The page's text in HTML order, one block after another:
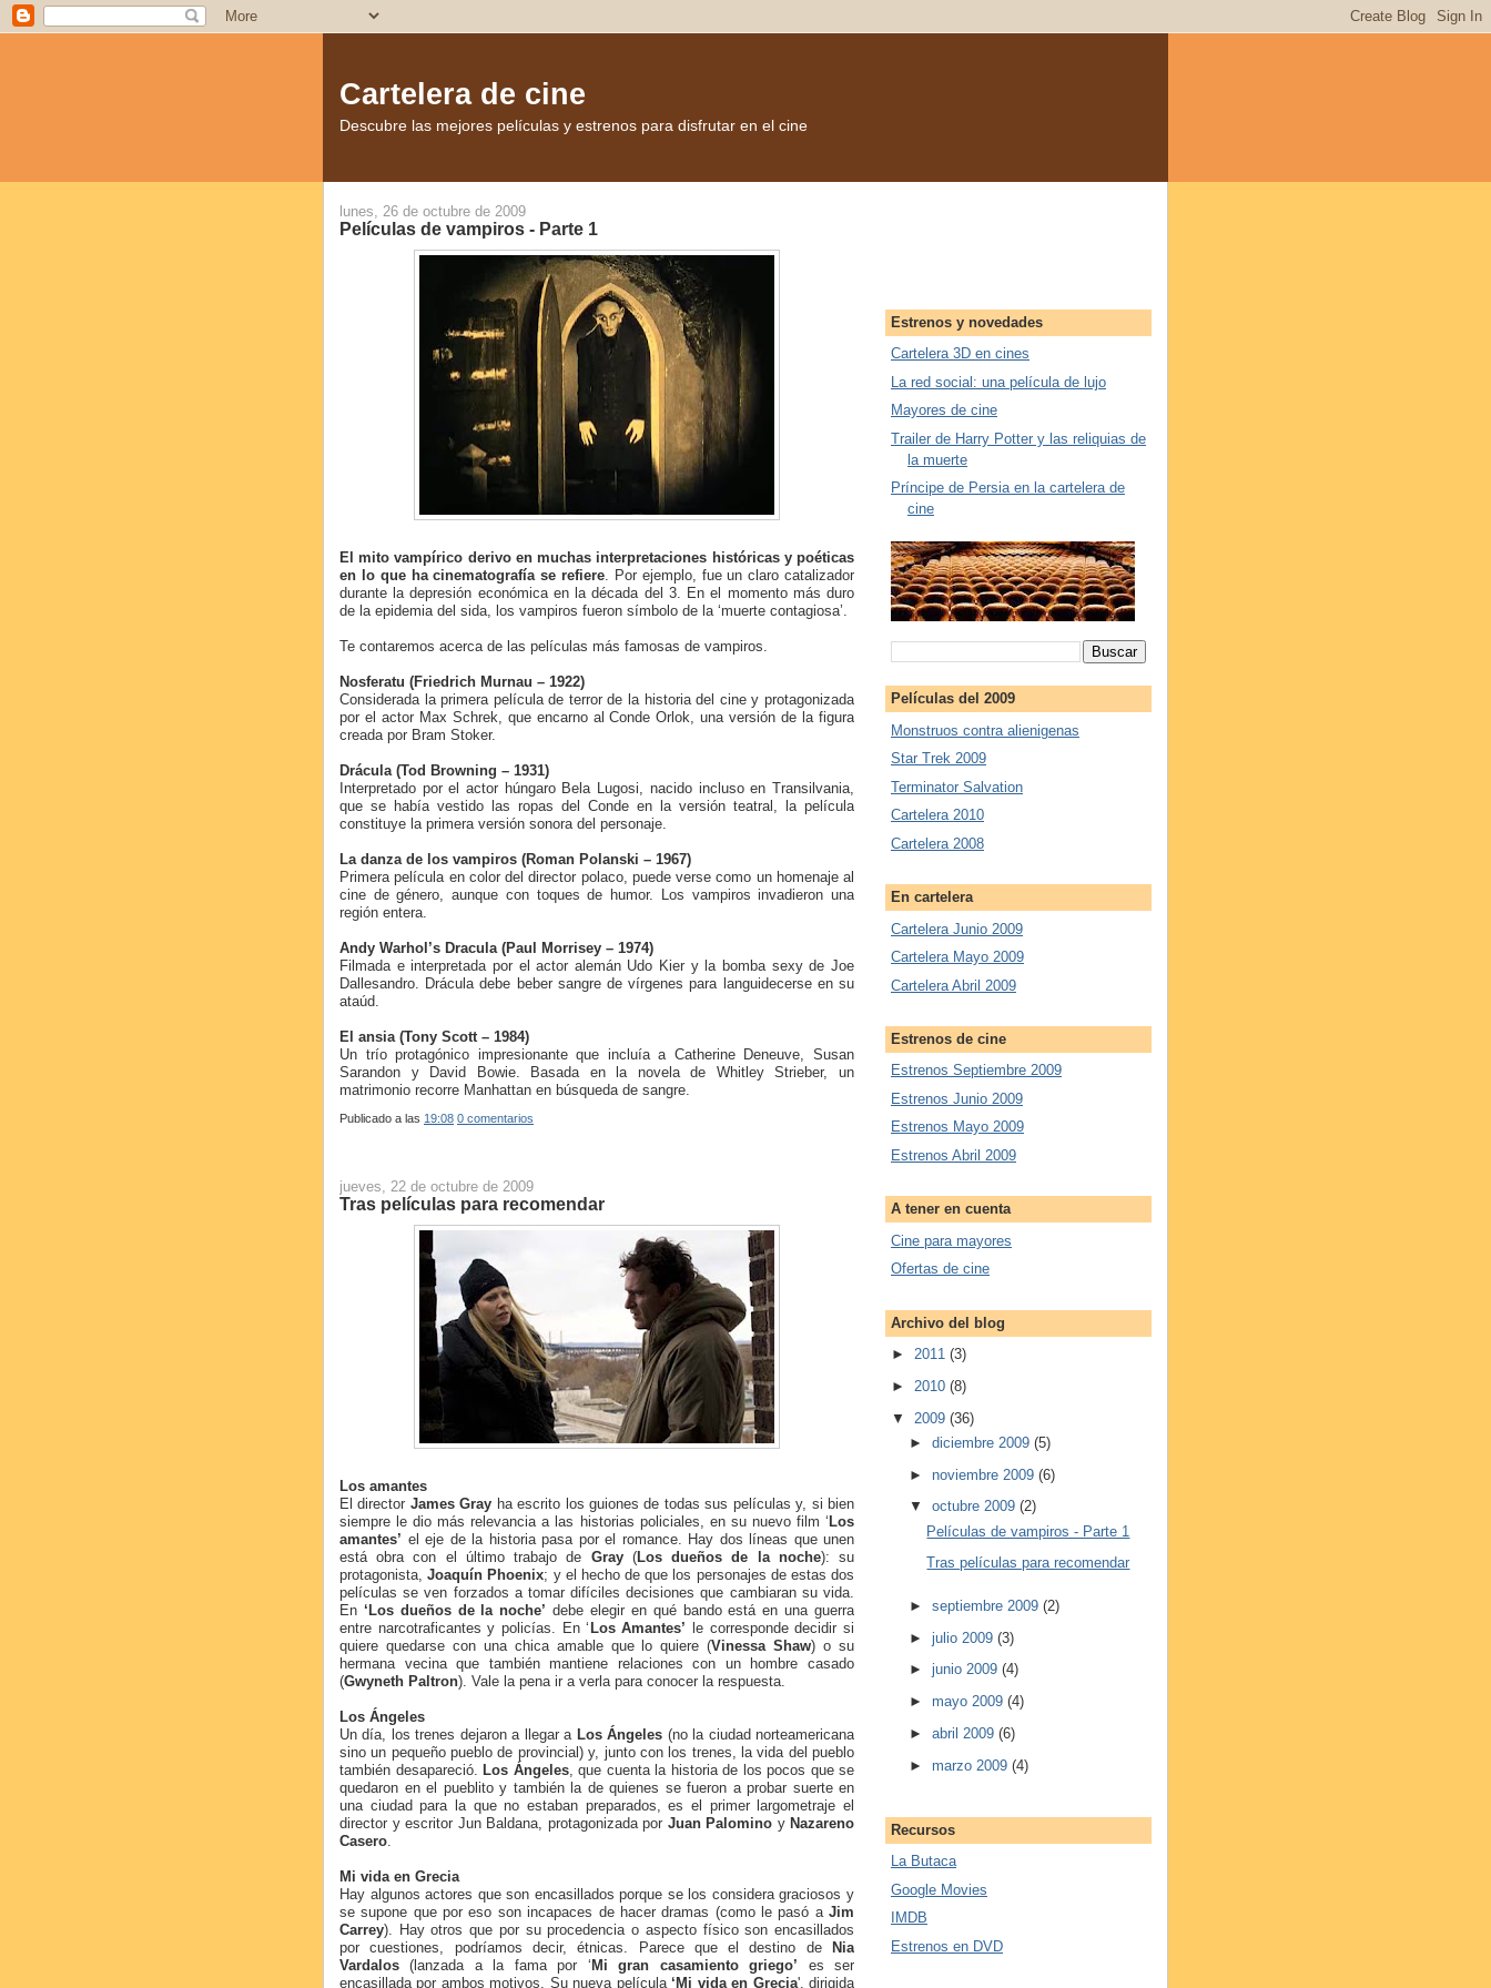
Cartelera de cine
Descubre las mejores películas y estrenos para disfrutar en el cine
lunes, 26 de octubre de 2009
Películas de vampiros - Parte 1
El mito vampírico derivo en muchas interpretaciones históricas y poéticas
en lo que ha cinematografía se refiere . Por ejemplo, fue un claro catalizador
durante la depresión económica en la década del 3. En el momento más duro
de la epidemia del sida, los vampiros fueron símbolo de la ‘muerte contagiosa’.
Te contaremos acerca de las películas más famosas de vampiros.
Nosferatu (Friedrich Murnau – 1922)
Considerada la primera película de terror de la historia del cine y protagonizada
por el actor Max Schrek, que encarno al Conde Orlok, una versión de la figura
creada por Bram Stoker.
Drácula (Tod Browning – 1931)
Interpretado por el actor húngaro Bela Lugosi, nacido incluso en Transilvania,
que se había vestido las ropas del Conde en la versión teatral, la película
constituye la primera versión sonora del personaje.
La danza de los vampiros (Roman Polanski – 1967)
Primera película en color del director polaco, puede verse como un homenaje al
cine de género, aunque con toques de humor. Los vampiros invadieron una
región entera.
Andy Warhol’s Dracula (Paul Morrisey – 1974)
Filmada e interpretada por el actor alemán Udo Kier y la bomba sexy de Joe
Dallesandro. Drácula debe beber sangre de vírgenes para languidecerse en su
ataúd.
El ansia (Tony Scott – 1984)
Un trío protagónico impresionante que incluía a Catherine Deneuve, Susan
Sarandon y David Bowie. Basada en la novela de Whitley Strieber, un
matrimonio recorre Manhattan en búsqueda de sangre.
Publicado a las 19:08 0 comentarios
jueves, 22 de octubre de 2009
Tras películas para recomendar
Los amantes
El director James Gray ha escrito los guiones de todas sus películas y, si bien
siempre le dio más relevancia a las historias policiales, en su nuevo film ‘ Los
amantes’ el eje de la historia pasa por el romance. Hay dos líneas que unen
está obra con el último trabajo de Gray(Los dueños de la noche): su
protagonista,Joaquín Phoenix; y el hecho de que los personajes de estas dos
películas se ven forzados a tomar difíciles decisiones que cambiaran su vida.
En ‘Los dueños de la noche’ debe elegir en qué bando está en una guerra
entre narcotraficantes y policías. En ‘ Los Amantes’ le corresponde decidir si
quiere quedarse con una chica amable que lo quiere (Vinessa Shaw) o su
hermana vecina que también mantiene relaciones con un hombre casado
(Gwyneth Paltron). Vale la pena ir a verla para conocer la respuesta.
Los Ángeles
Un día, los trenes dejaron a llegar a Los Ángeles (no la ciudad norteamericana
sino un pequeño pueblo de provincial) y, junto con los trenes, la vida del pueblo
también desapareció.
Los Ángeles, que cuenta la historia de los pocos que se
quedaron en el pueblito y también la de quienes se fueron a probar suerte en
una ciudad para la que no estaban preparados, es el primer largometraje el
director y escritor Jun Baldana, protagonizada por Juan Palomino y Nazareno
Casero
Mi vida en Grecia
Hay algunos actores que son encasillados porque se los considera graciosos y
se supone que por eso son incapaces de hacer dramas (como le pasó a Jim
Carrey). Hay otros que por su procedencia o aspecto físico son encasillados
por cuestiones, podríamos decir, étnicas. Parece que el destino de
Nia
Vardalos (lanzada a la fama por ‘ Mi gran casamiento griego’ es ser
encasillada por ambos motivos. Su nueva película‘Mi vida en Grecia', dirigida
Estrenos y novedades
Cartelera 3D en cines
La red social: una película de lujo
Mayores de cine
Trailer de Harry Potter y las reliquias de
la muerte
Príncipe de Persia en la cartelera de
cine
Películas del 2009
Monstruos contra alienigenas
Star Trek 2009
Terminator Salvation
Cartelera 2010
Cartelera 2008
En cartelera
Cartelera Junio 2009
Cartelera Mayo 2009
Cartelera Abril 2009
Estrenos de cine
Estrenos Septiembre 2009
Estrenos Junio 2009
Estrenos Mayo 2009
Estrenos Abril 2009
A tener en cuenta
Cine para mayores
Ofertas de cine
Archivo del blog
► 2011 (3)
► 2010 (8)
▼ 2009 (36)
► diciembre 2009 (5)
► noviembre 2009 (6)
▼ octubre 2009 (2)
Películas de vampiros - Parte 1
Tras películas para recomendar
► septiembre 2009 (2)
► julio 2009 (3)
► junio 2009 (4)
► mayo 2009 (4)
► abril 2009 (6)
► marzo 2009 (4)
Recursos
La Butaca
Google Movies
IMDB
Estrenos en DVD